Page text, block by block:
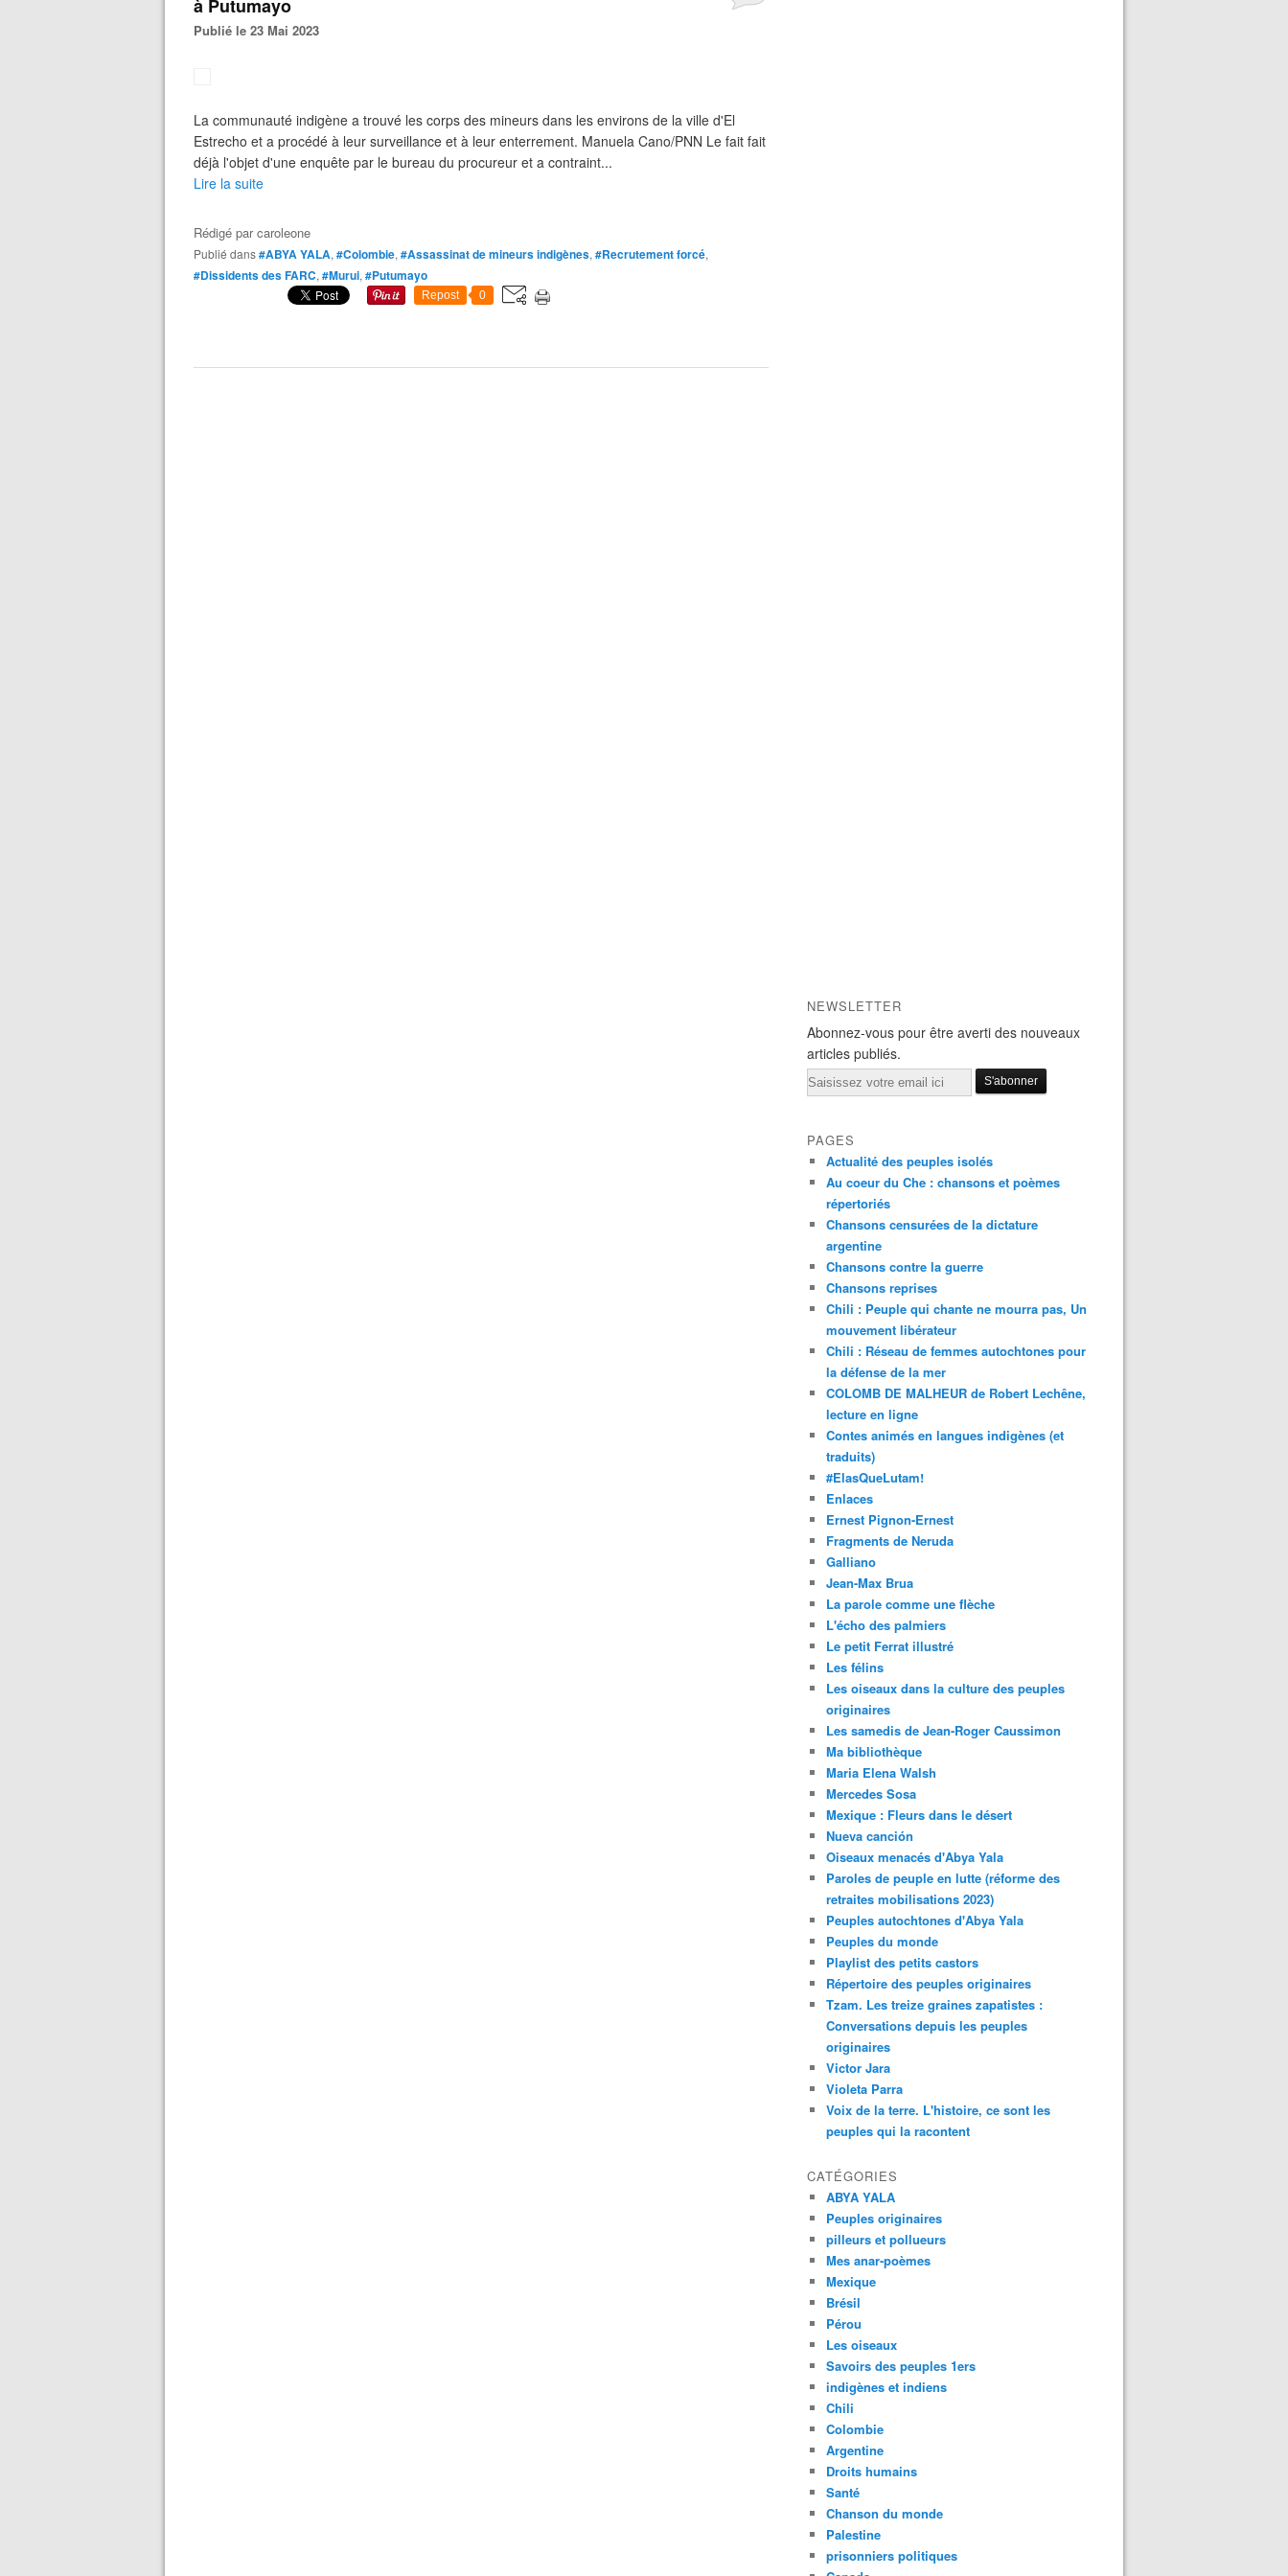
à Putumayo
Publié le 23 Mai 2023
La communauté indigène a trouvé les corps des mineurs dans les environs de la ville d'El
Estrecho et a procédé à leur surveillance et à leur enterrement. Manuela Cano/PNN Le fait fait
déjà l'objet d'une enquête par le bureau du procureur et a contraint...
Lire la suite
Rédigé parcaroleone
Publié dans#ABYA YALA, #Colombie, #Assassinat de mineurs indigènes, #Recrutement forcé,
#Dissidents des FARC, #Murui, #Putumayo
Repost 0
NEWSLETTER
Abonnez-vous pour être averti des nouveaux
articles publiés.
Email
PAGES
Actualité des peuples isolés
Au coeur du Che : chansons et poèmes
répertoriés
Chansons censurées de la dictature
argentine
Chansons contre la guerre
Chansons reprises
Chili : Peuple qui chante ne mourra pas, Un
mouvement libérateur
Chili : Réseau de femmes autochtones pour
la défense de la mer
COLOMB DE MALHEUR de Robert Lechêne,
lecture en ligne
Contes animés en langues indigènes (et
traduits)
#ElasQueLutam!
Enlaces
Ernest Pignon-Ernest
Fragments de Neruda
Galliano
Jean-Max Brua
La parole comme une flèche
L'écho des palmiers
Le petit Ferrat illustré
Les félins
Les oiseaux dans la culture des peuples
originaires
Les samedis de Jean-Roger Caussimon
Ma bibliothèque
Maria Elena Walsh
Mercedes Sosa
Mexique : Fleurs dans le désert
Nueva canción
Oiseaux menacés d'Abya Yala
Paroles de peuple en lutte (réforme des
retraites mobilisations 2023)
Peuples autochtones d'Abya Yala
Peuples du monde
Playlist des petits castors
Répertoire des peuples originaires
Tzam. Les treize graines zapatistes :
Conversations depuis les peuples
originaires
Victor Jara
Violeta Parra
Voix de la terre. L'histoire, ce sont les
peuples qui la racontent
CATÉGORIES
ABYA YALA
Peuples originaires
pilleurs et pollueurs
Mes anar-poèmes
Mexique
Brésil
Pérou
Les oiseaux
Savoirs des peuples 1ers
indigènes et indiens
Chili
Colombie
Argentine
Droits humains
Santé
Chanson du monde
Palestine
prisonniers politiques